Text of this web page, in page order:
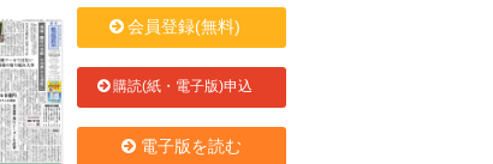
会員登録(無料)
購読(紙・電子版)申込
電子版を読む